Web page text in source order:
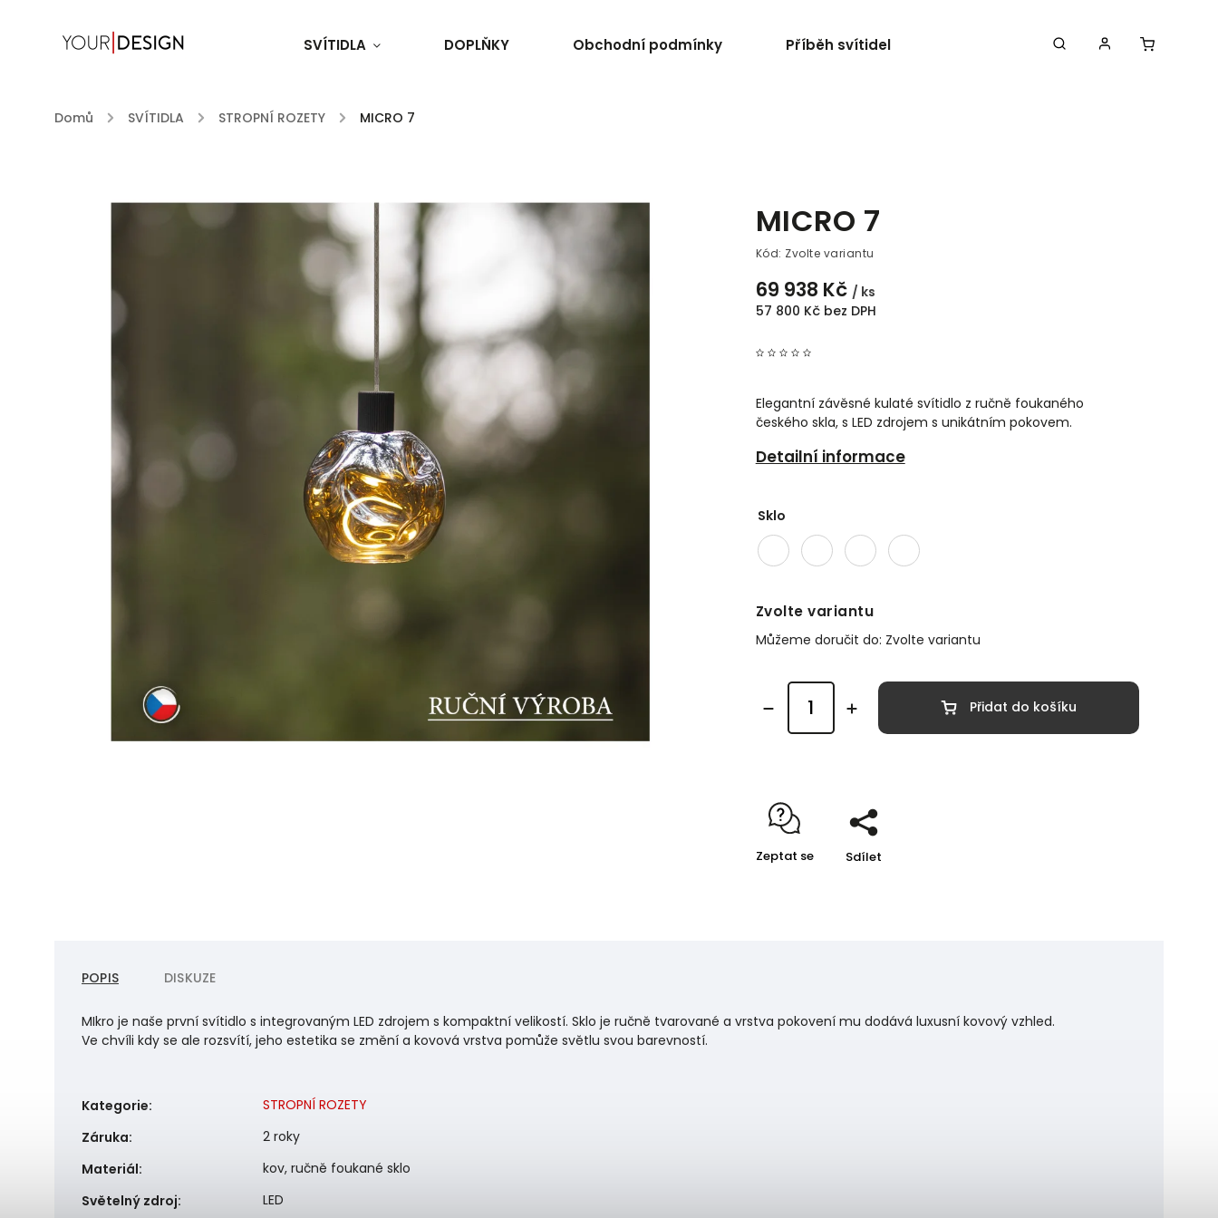
SVÍTIDLA DOPLŇKY Obchodní podmínky Příběh svítidel
Domů / SVÍTIDLA / STROPNÍ ROZETY / MICRO 7
MICRO 7
Kód: Zvolte variantu
69 938 Kč / ks
57 800 Kč bez DPH
Elegantní závěsné kulaté svítidlo z ručně foukaného
českého skla, s LED zdrojem s unikátním pokovem.
Detailní informace
Sklo
Zvolte variantu
Můžeme doručit do: Zvolte variantu
Přidat do košíku
Zeptat se Sdílet
POPIS DISKUZE
MIkro je naše první svítidlo s integrovaným LED zdrojem s kompaktní velikostí. Sklo je ručně tvarované a vrstva pokovení mu dodává luxusní kovový vzhled.
Ve chvíli kdy se ale rozsvítí, jeho estetika se změní a kovová vrstva pomůže světlu svou barevností.
Kategorie:
STROPNÍ ROZETY
Záruka:
2 roky
Materiál:
kov, ručně foukané sklo
Světelný zdroj:
LED